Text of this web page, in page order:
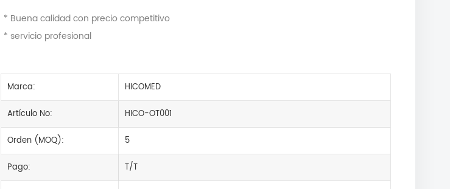
* Buena calidad con precio competitivo
* servicio profesional
Marca: HICOMED
Artículo No: HICO-OT001
Orden (MOQ): 5
Pago: T/T